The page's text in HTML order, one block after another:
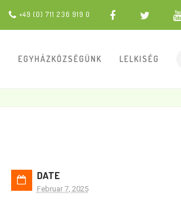
+49 (0) 711 236 919 0
EGYHÁZKÖZSÉGÜNK LELKISÉG
DATE
Februar 7, 2025